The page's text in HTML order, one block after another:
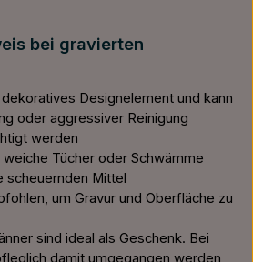
bei gravierten
Designelement und kann
oder aggressiver Reinigung
werden
weiche Tücher oder Schwämme
scheuernden Mittel
um Gravur und Oberfläche zu
sind ideal als Geschenk. Bei
damit umgegangen werden,